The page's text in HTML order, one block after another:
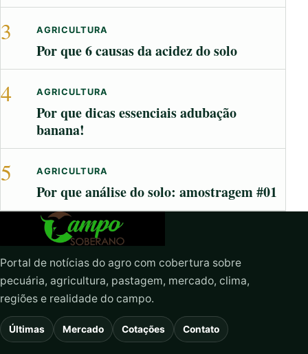
3 AGRICULTURA
Por que 6 causas da acidez do solo
4 AGRICULTURA
Por que dicas essenciais adubação
banana!
5 AGRICULTURA
Por que análise do solo: amostragem #01
Portal de notícias do agro com cobertura sobre
pecuária, agricultura, pastagem, mercado, clima,
regiões e realidade do campo.
Últimas Mercado Cotações Contato